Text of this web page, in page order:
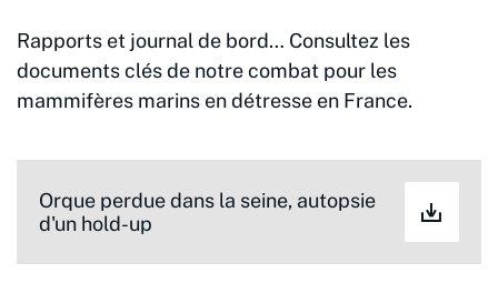
Rapports et journal de bord… Consultez les
documents clés de notre combat pour les
mammifères marins en détresse en France.
Orque perdue dans la seine, autopsie
d'un hold-up